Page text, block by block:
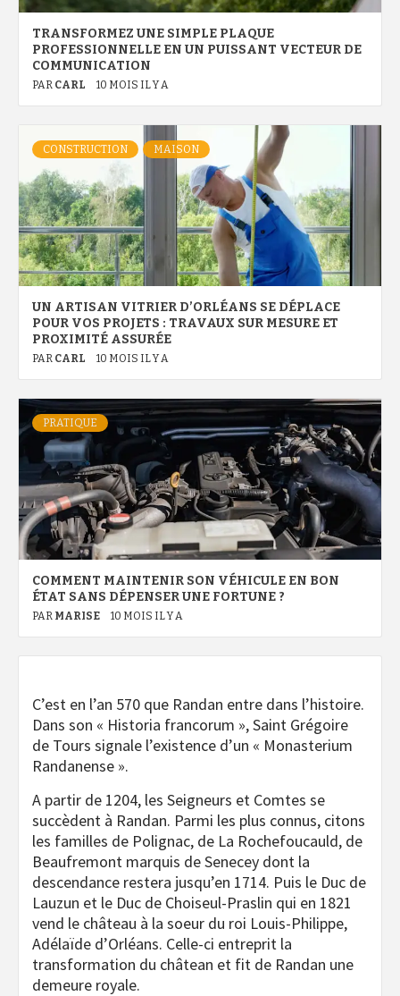
TRANSFORMEZ UNE SIMPLE PLAQUE
PROFESSIONNELLE EN UN PUISSANT VECTEUR DE
COMMUNICATION
PAR CARL 10 MOIS IL Y A
CONSTRUCTION MAISON
UN ARTISAN VITRIER D’ORLÉANS SE DÉPLACE
POUR VOS PROJETS : TRAVAUX SUR MESURE ET
PROXIMITÉ ASSURÉE
PAR CARL 10 MOIS IL Y A
PRATIQUE
COMMENT MAINTENIR SON VÉHICULE EN BON
ÉTAT SANS DÉPENSER UNE FORTUNE ?
PAR MARISE 10 MOIS IL Y A
C’est en l’an 570 que Randan entre dans l’histoire.
Dans son « Historia francorum », Saint Grégoire
de Tours signale l’existence d’un « Monasterium
Randanense ».
A partir de 1204, les Seigneurs et Comtes se
succèdent à Randan. Parmi les plus connus, citons
les familles de Polignac, de La Rochefoucauld, de
Beaufremont marquis de Senecey dont la
descendance restera jusqu’en 1714. Puis le Duc de
Lauzun et le Duc de Choiseul-Praslin qui en 1821
vend le château à la soeur du roi Louis-Philippe,
Adélaïde d’Orléans. Celle-ci entreprit la
transformation du châtean et fit de Randan une
demeure royale.